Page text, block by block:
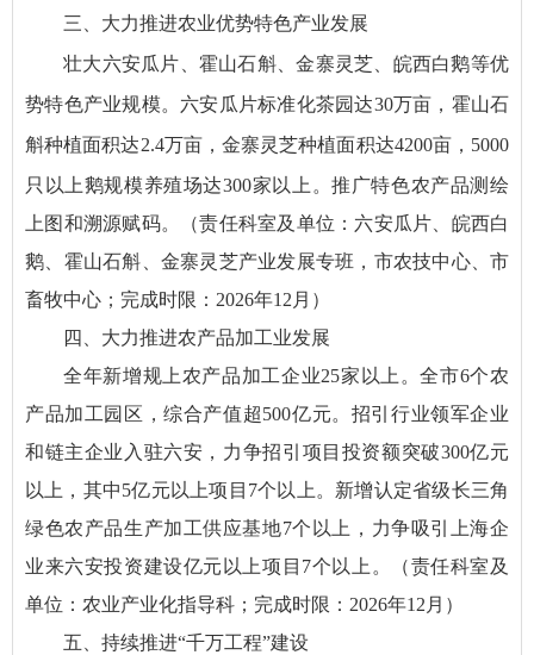
三、大力推进农业优势特色产业发展
壮大六安瓜片、霍山石斛、金寨灵芝、皖西白鹅等优
势特色产业规模。六安瓜片标准化茶园达30万亩 ， 霍山石
斛种植面积达2.4万亩， 金寨灵芝种植面积达4200亩， 5000
只以上鹅规模养殖场达300家以上。推广特色农产品测绘
上图和溯源赋码。
（责任科室及单位：六安瓜片、皖西白
鹅、霍山石斛、金寨灵芝产业发展专班，市农技中心、市
畜牧中心；完成时限：2026年12月）
四、大力推进农产品加工业发展
全年新增规上农产品加工企业25家以上。全市6个农
产品加工园区，综合产值超500亿元。招引行业领军企业
和链主企业入驻六安，力争招引项目投资额突破300亿元
以上，其中5亿元以上项目7个以上。新增认定省级长三角
绿色农产品生产加工供应基地7个以上，力争吸引上海企
业来六安投资建设亿元以上项目7个以上。（责任科室及
单位：农业产业化指导科；完成时限：2026年12月）
五、持续推进“千万工程”建设